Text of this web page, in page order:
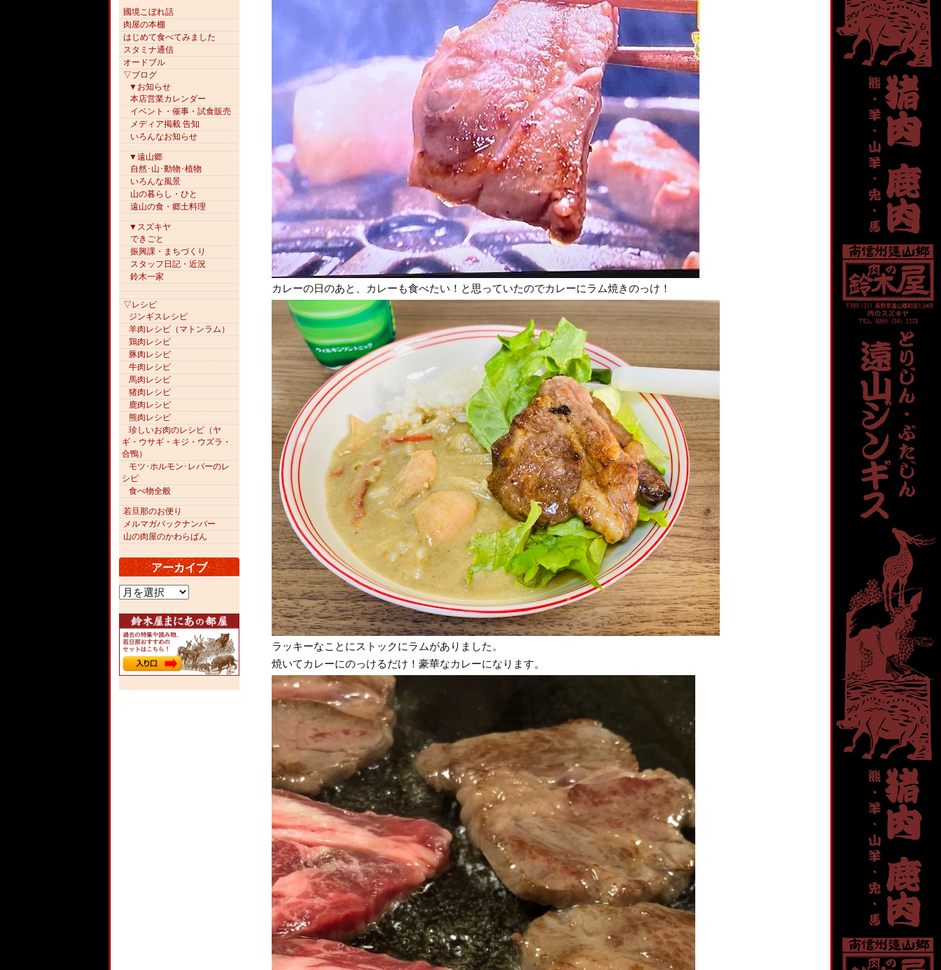
カレーの日のあと、カレーも食べたい！と思っていたのでカレーにラム焼きのっけ！
ラッキーなことにストックにラムがありました。
焼いてカレーにのっけるだけ！豪華なカレーになります。
國境こぼれ話
肉屋の本棚
はじめて食べてみました
スタミナ通信
オードブル
▽ブログ
▼お知らせ
本店営業カレンダー
イベント・催事・試食販売
メディア掲載 告知
いろんなお知らせ
▼遠山郷
自然･山･動物･植物
いろんな風景
山の暮らし・ひと
遠山の食・郷土料理
▼スズキヤ
できごと
振興課・まちづくり
スタッフ日記・近況
鈴木一家
▽レシピ
ジンギスレシピ
羊肉レシピ（マトンラム）
鶏肉レシピ
豚肉レシピ
牛肉レシピ
馬肉レシピ
猪肉レシピ
鹿肉レシピ
熊肉レシピ
珍しいお肉のレシピ（ヤ
ギ・ウサギ・キジ・ウズラ・
合鴨）
モツ･ホルモン･レバーのレ
シピ
食べ物全般
若旦那のお便り
メルマガバックナンバー
山の肉屋のかわらばん
アーカイブ
ア
ー
カ
イ
ブ